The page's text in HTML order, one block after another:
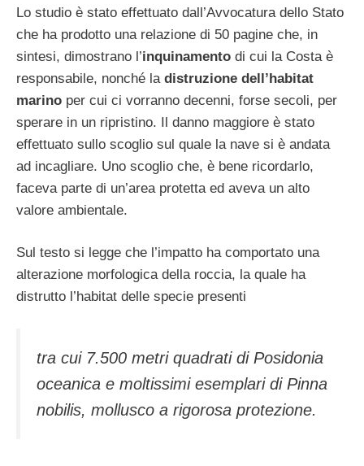
Lo studio è stato effettuato dall’Avvocatura dello Stato
che ha prodotto una relazione di 50 pagine che, in
sintesi, dimostrano l’inquinamento di cui la Costa è
responsabile, nonché la distruzione dell’habitat
marino per cui ci vorranno decenni, forse secoli, per
sperare in un ripristino. Il danno maggiore è stato
effettuato sullo scoglio sul quale la nave si è andata
ad incagliare. Uno scoglio che, è bene ricordarlo,
faceva parte di un’area protetta ed aveva un alto
valore ambientale.
Sul testo si legge che l’impatto ha comportato una
alterazione morfologica della roccia, la quale ha
distrutto l’habitat delle specie presenti
tra cui 7.500 metri quadrati di Posidonia
oceanica e moltissimi esemplari di Pinna
nobilis, mollusco a rigorosa protezione.